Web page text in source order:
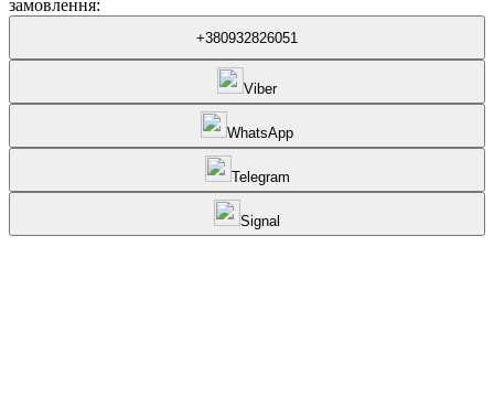
замовлення:
+380932826051
Viber
WhatsApp
Telegram
Signal